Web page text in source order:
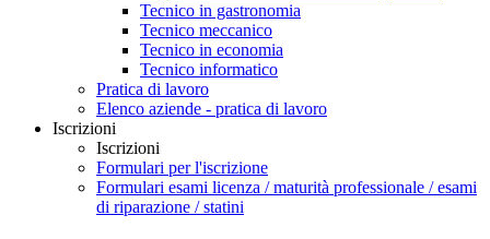
Tecnico in gastronomia
Tecnico meccanico
Tecnico in economia
Tecnico informatico
Pratica di lavoro
Elenco aziende - pratica di lavoro
Iscrizioni
Iscrizioni
Formulari per l'iscrizione
Formulari esami licenza / maturità professionale / esami
di riparazione / statini